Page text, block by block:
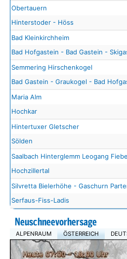
Obertauern
Hinterstoder - Höss
Bad Kleinkirchheim
Bad Hofgastein - Bad Gastein -
Semmering Hirschenkogel
Bad Gastein - Graukogel - Bad
Maria Alm
Hochkar
Hintertuxer Gletscher
Sölden
Saalbach Hinterglemm Leogang
Hochzillertal
Silvretta Bielerhöhe - Gaschurn
Serfaus-Fiss-Ladis
Neuschneevorhersage
ALPENRAUM ÖSTERREICH